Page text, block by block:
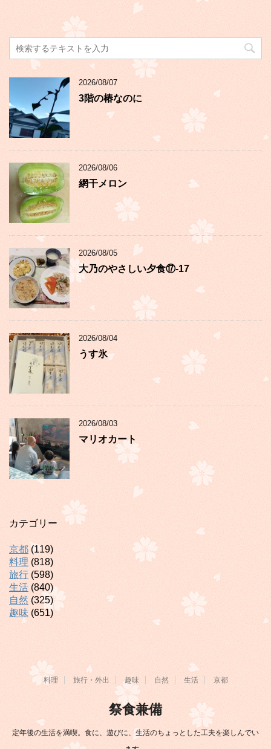
2026/08/07
3階の椿なのに
2026/08/06
網干メロン
2026/08/05
大乃のやさしい夕食⑰-17
2026/08/04
うす氷
2026/08/03
マリオカート
カテゴリー
京都 (119)
料理 (818)
旅行 (598)
生活 (840)
自然 (325)
趣味 (651)
料理 旅行・外出 趣味 自然 生活 京都
祭食兼備
定年後の生活を満喫。食に、遊びに、生活のちょっとした工夫を楽しんでい